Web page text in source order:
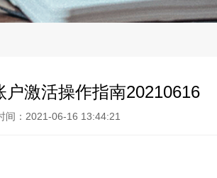
户激活操作指南20210616
间：2021-06-16 13:44:21